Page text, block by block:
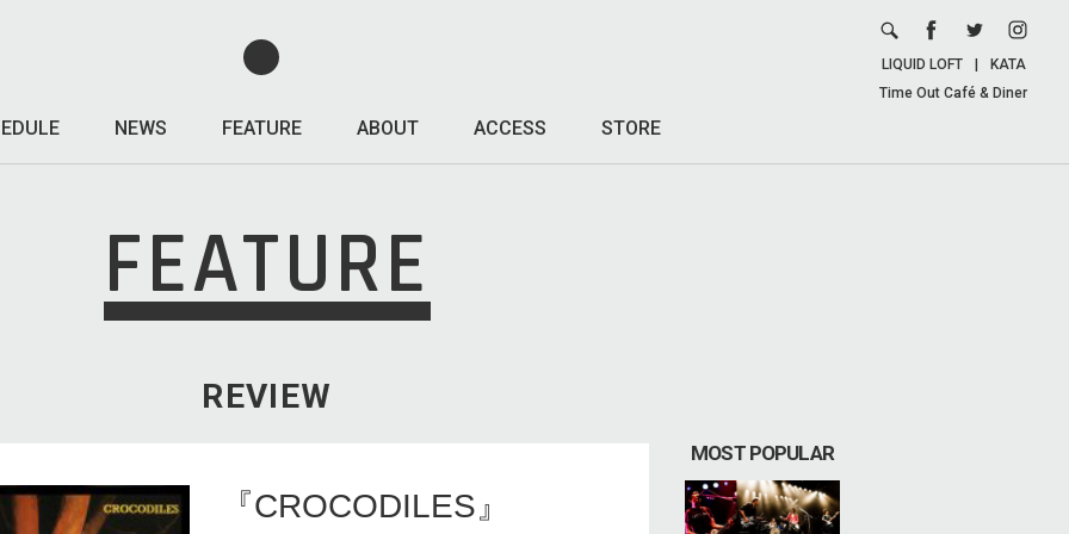
NEWS FEATURE ABOUT ACCESS STORE
LIQUID LOFT
KATA
Time Out Café & Diner
FEATURE
REVIEW
『CROCODILES』
MOST POPULAR